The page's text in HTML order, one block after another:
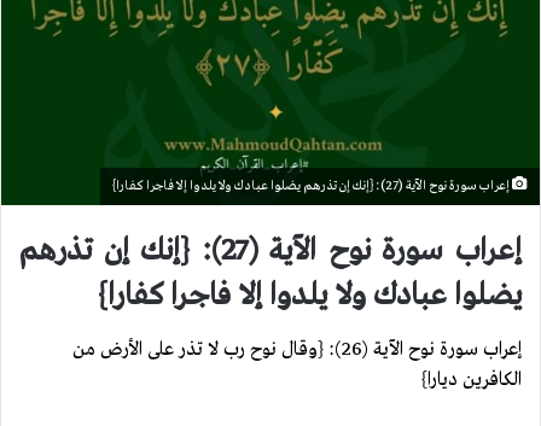
إعراب سورة نوح الآية (27): {إنك إن تذرهم يضلوا عبادك ولا يلدوا إلا فاجرا كفارا}
إعراب سورة نوح الآية (27): {إنك إن تذرهم
يضلوا عبادك ولا يلدوا إلا فاجرا كفارا}
إعراب سورة نوح الآية (26): {وقال نوح رب لا تذر على الأرض من
الكافرين ديارا}